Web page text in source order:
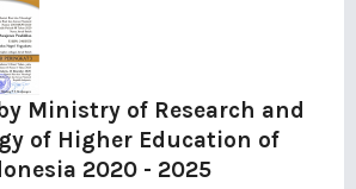
Ministry of Research and
of Higher Education of
2020 - 2025